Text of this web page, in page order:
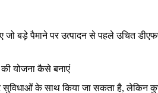
जो बड़े पैमाने पर उत्पादन से पहले उचित
की योजना कैसे बनाएं
के साथ किया जा सकता है, लेकिन